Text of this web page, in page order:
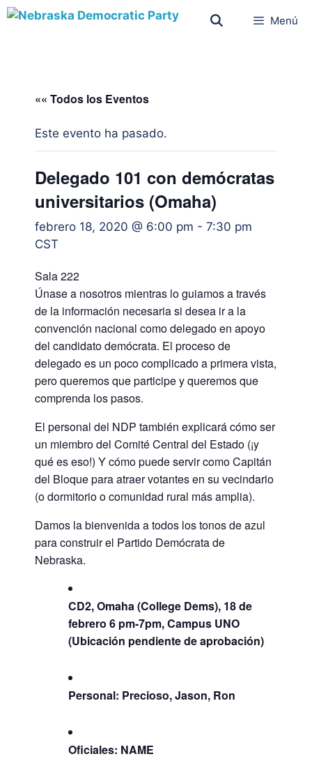
Menú
«« Todos los Eventos
Este evento ha pasado.
Delegado 101 con demócratas
universitarios (Omaha)
febrero 18, 2020 @ 6:00 pm - 7:30 pm
CST
Sala 222
Únase a nosotros mientras lo guiamos a través
de la información necesaria si desea ir a la
convención nacional como delegado en apoyo
del candidato demócrata. El proceso de
delegado es un poco complicado a primera vista,
pero queremos que participe y queremos que
comprenda los pasos.
El personal del NDP también explicará cómo ser
un miembro del Comité Central del Estado (¡y
qué es eso!) Y cómo puede servir como Capitán
del Bloque para atraer votantes en su vecindario
(o dormitorio o comunidad rural más amplia).
Damos la bienvenida a todos los tonos de azul
para construir el Partido Demócrata de
Nebraska.
CD2, Omaha (College Dems), 18 de
febrero 6 pm-7pm, Campus UNO
(Ubicación pendiente de aprobación)
Personal: Precioso, Jason, Ron
Oficiales: NAME